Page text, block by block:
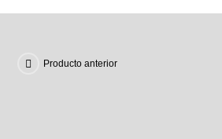
Producto anterior